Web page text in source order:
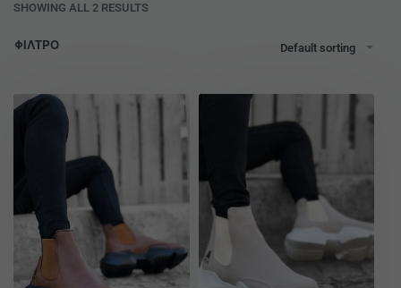
SHOWING ALL 2 RESULTS
Default sorting
ΦΙΛΤΡΟ